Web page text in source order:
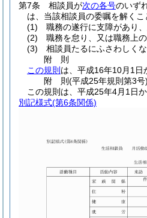
第7条
相談員が次の各号のいず
は、当該相談員の委嘱を解くこ
(1)
職務の遂行に支障があり
(2)
職務を怠り、又は職務上
(3)
相談員たるにふさわしく
附 則
この規則 は、平成16年10月1日
附 則(平成25年規則第3号)
この規則は、平成25年4月1日か
別記様式(第6条関係)